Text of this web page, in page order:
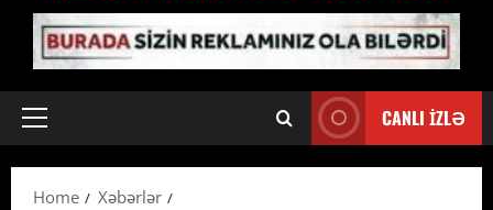
Primary
CANLI İZLƏ
Home
Xəbərlər